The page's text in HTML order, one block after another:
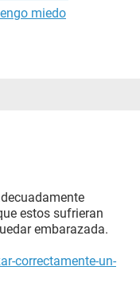
miedo
estos sufrieran
embarazada.
correctamente-un-